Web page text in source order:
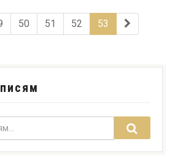
50 51 52 53